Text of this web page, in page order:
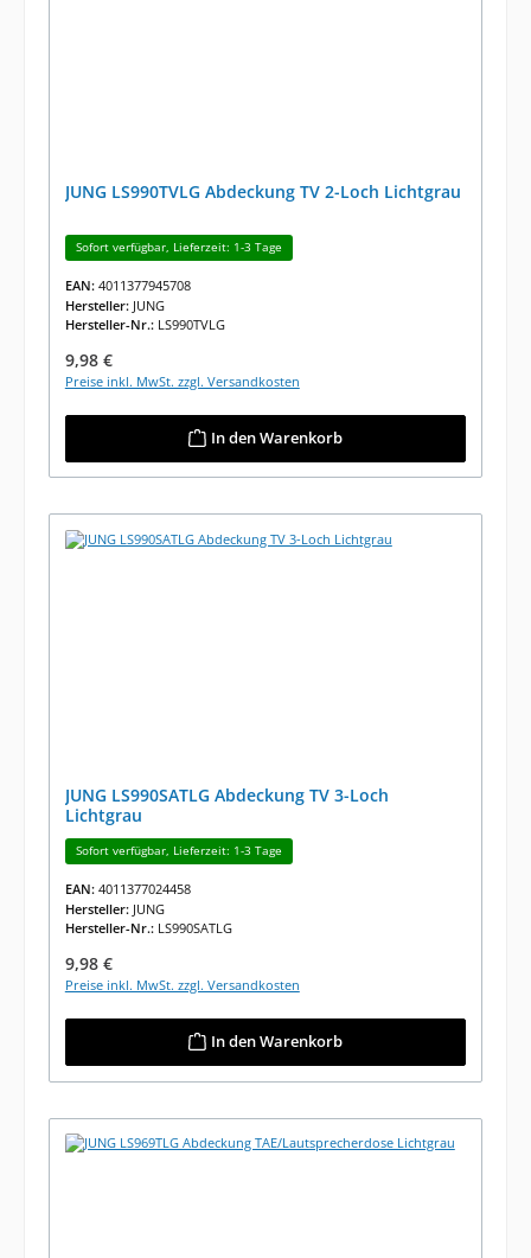
JUNG LS990TVLG Abdeckung TV 2-Loch Lichtgrau
Sofort verfügbar, Lieferzeit: 1-3 Tage
EAN: 4011377945708
Hersteller: JUNG
Hersteller-Nr.: LS990TVLG
Regulärer Preis:
9,98 €
Preise inkl. MwSt. zzgl. Versandkosten
In den Warenkorb
JUNG LS990SATLG Abdeckung TV 3-Loch
Lichtgrau
Sofort verfügbar, Lieferzeit: 1-3 Tage
EAN: 4011377024458
Hersteller: JUNG
Hersteller-Nr.: LS990SATLG
Regulärer Preis:
9,98 €
Preise inkl. MwSt. zzgl. Versandkosten
In den Warenkorb